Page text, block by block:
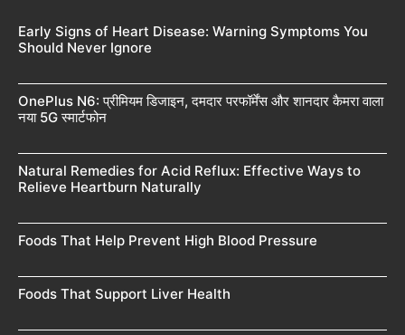
Early Signs of Heart Disease: Warning Symptoms You
Should Never Ignore
OnePlus N6: प्रीमियम डिजाइन, दमदार परफॉर्मेंस और शानदार कैमरा वाला
नया 5G स्मार्टफोन
Natural Remedies for Acid Reflux: Effective Ways to
Relieve Heartburn Naturally
Foods That Help Prevent High Blood Pressure
Foods That Support Liver Health